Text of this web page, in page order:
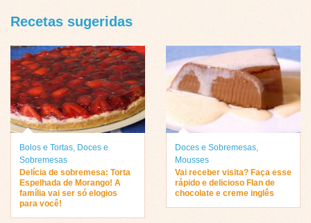
Recetas sugeridas
Bolos e Tortas, Doces e
Sobremesas
Delícia de sobremesa: Torta
Espelhada de Morango! A
família vai ser só elogios
para você!
Doces e Sobremesas,
Mousses
Vai receber visita? Faça esse
rápido e delicioso Flan de
chocolate e creme inglês